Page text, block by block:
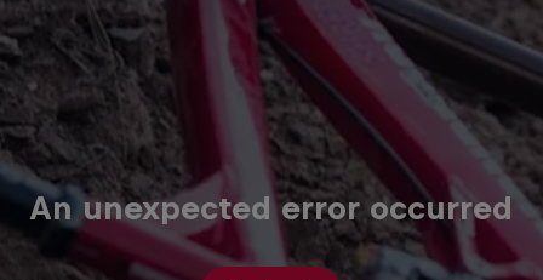
An unexpected error occurred